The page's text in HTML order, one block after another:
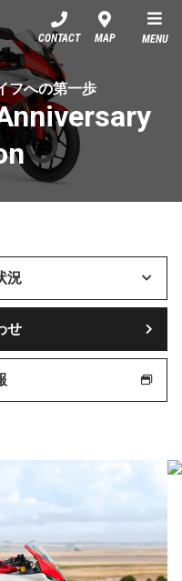
CONTACT MAP MENU
フへの第一歩
況
せ